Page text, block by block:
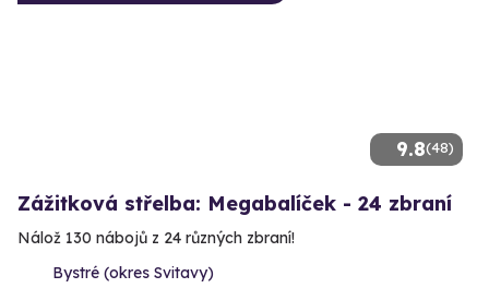
9.8(48)
Zážitková střelba: Megabalíček - 24 zbraní
Nálož 130 nábojů z 24 různých zbraní!
Bystré (okres Svitavy)